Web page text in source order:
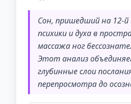
Сон, пришедший на 12-
психики и духа в
массажа ног
Этот анализ
глубинные слои
перепросмотра до